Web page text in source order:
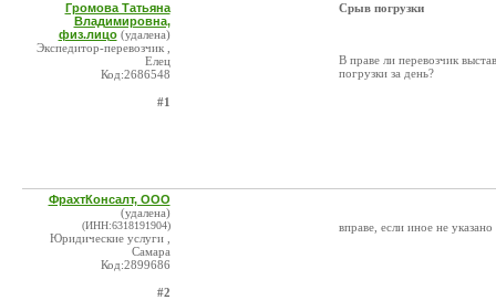
Громова Татьяна
Владимировна,
физ.лицо (удалена)
Экспедитор-перевозчик ,
Елец
Код:2686548
#1
Срыв погрузки
В праве ли перевозчик
погрузки за день?
ФрахтКонсалт, ООО
(удалена)
(ИНН:6318191904)
Юридические услуги ,
Самара
Код:2899686
#2
вправе, если иное не